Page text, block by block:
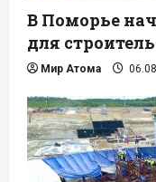
В Поморье
для
Мир Атома